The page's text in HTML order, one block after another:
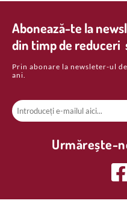
Abonează-te la
din timp de reduceri
Prin abonare la newsleter-ul
ani.
Urmărește-